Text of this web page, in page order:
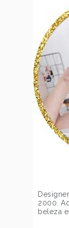
2000.
beleza